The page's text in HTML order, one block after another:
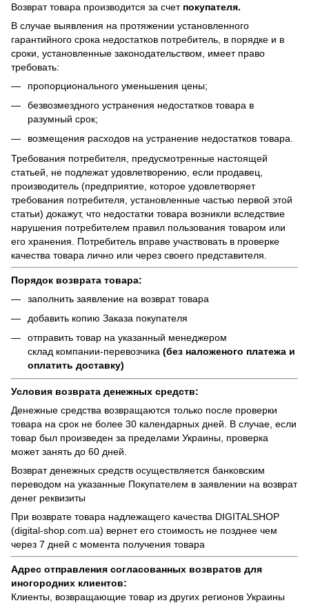
Возврат товара производится за счет покупателя.
В случае выявления на протяжении установленного
гарантийного срока недостатков потребитель, в порядке и в
сроки, установленные законодательством, имеет право
требовать:
пропорционального уменьшения цены;
безвозмездного устранения недостатков товара в
разумный срок;
возмещения расходов на устранение недостатков товара.
Требования потребителя, предусмотренные настоящей
статьей, не подлежат удовлетворению, если продавец,
производитель (предприятие, которое удовлетворяет
требования потребителя, установленные частью первой этой
статьи) докажут, что недостатки товара возникли вследствие
нарушения потребителем правил пользования товаром или
его хранения. Потребитель вправе участвовать в проверке
качества товара лично или через своего представителя.
Порядок возврата товара:
заполнить заявление на возврат товара
добавить копию Заказа покупателя
отправить товар на указанный менеджером
склад компании-перевозчика (без наложеного платежа и
оплатить доставку)
Условия возврата денежных средств:
Денежные средства возвращаются только после проверки
товара на срок не более 30 календарных дней. В случае, если
товар был произведен за пределами Украины, проверка
может занять до 60 дней.
Возврат денежных средств осуществляется банковским
переводом на указанные Покупателем в заявлении на возврат
денег реквизиты
При возврате товара надлежащего качества DIGITALSHOP
(digital-shop.com.ua) вернет его стоимость не позднее чем
через 7 дней с момента получения товара
Адрес отправления согласованных возвратов для
иногородних клиентов:
Клиенты, возвращающие товар из других регионов Украины